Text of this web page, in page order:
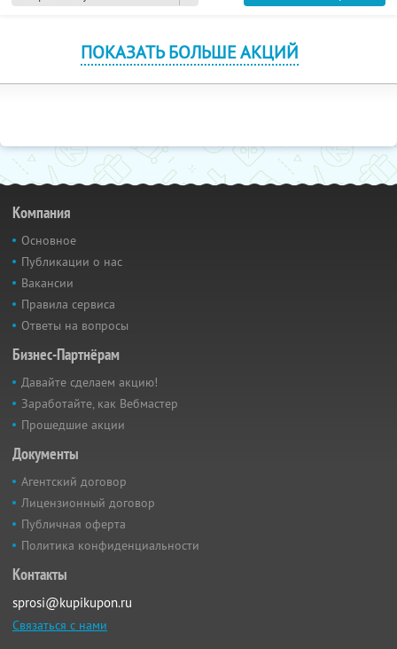
ПОКАЗАТЬ БОЛЬШЕ АКЦИЙ
Компания
Основное
Публикации о нас
Вакансии
Правила сервиса
Ответы на вопросы
Бизнес-Партнёрам
Давайте сделаем акцию!
Заработайте, как Вебмастер
Прошедшие акции
Документы
Агентский договор
Лицензионный договор
Публичная оферта
Политика конфиденциальности
Контакты
sprosi@kupikupon.ru
Связаться с нами